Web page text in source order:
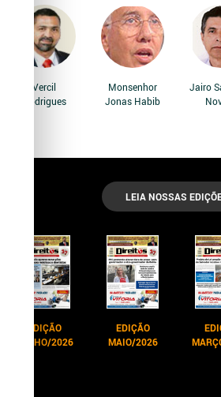
Vercil
Rodrigues
Monsenhor
Jonas Habib
Jairo
LEIA NOSSAS
EDIÇÃO
JUNHO/2026
EDIÇÃO
MAIO/2026